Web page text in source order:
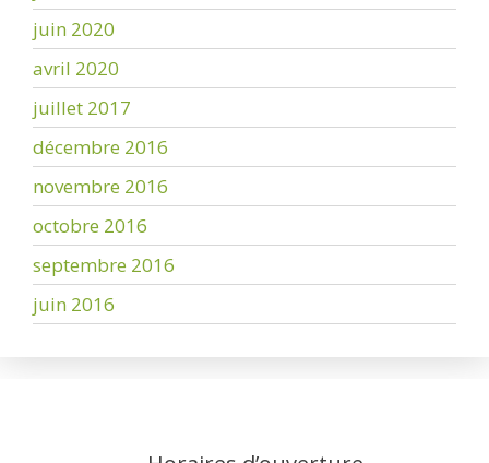
juin 2020
avril 2020
juillet 2017
décembre 2016
novembre 2016
octobre 2016
septembre 2016
juin 2016